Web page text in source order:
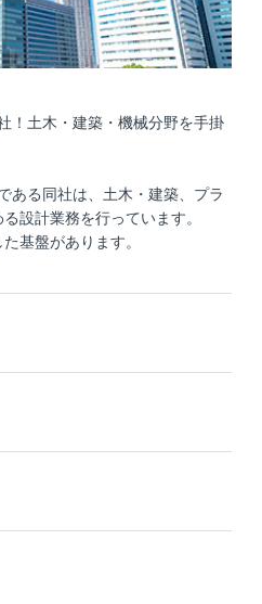
！土木・建築・機械分野を手掛
ある同社は、土木・建築、プラ
設計業務を行っています。
基盤があります。